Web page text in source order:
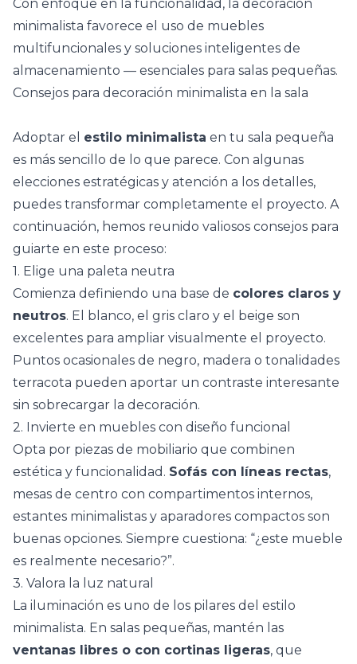
Con enfoque en la funcionalidad, la decoración
minimalista favorece el uso de muebles
multifuncionales y soluciones inteligentes de
almacenamiento — esenciales para salas pequeñas.
Consejos para decoración minimalista en la sala
Adoptar el estilo minimalista en tu sala pequeña
es más sencillo de lo que parece. Con algunas
elecciones estratégicas y atención a los detalles,
puedes transformar completamente el proyecto. A
continuación, hemos reunido valiosos consejos para
guiarte en este proceso:
1. Elige una paleta neutra
Comienza definiendo una base de colores claros y
neutros. El blanco, el gris claro y el beige son
excelentes para ampliar visualmente el proyecto.
Puntos ocasionales de negro, madera o tonalidades
terracota pueden aportar un contraste interesante
sin sobrecargar la decoración.
2. Invierte en muebles con diseño funcional
Opta por piezas de mobiliario que combinen
estética y funcionalidad. Sofás con líneas rectas,
mesas de centro con compartimentos internos,
estantes minimalistas y aparadores compactos son
buenas opciones. Siempre cuestiona: “¿este mueble
es realmente necesario?”.
3. Valora la luz natural
La iluminación es uno de los pilares del estilo
minimalista. En salas pequeñas, mantén las
ventanas libres o con cortinas ligeras, que